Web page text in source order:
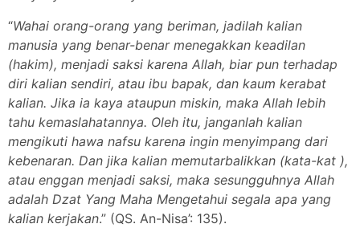
“Wahai orang-orang yang beriman, jadilah kalian
manusia yang benar-benar menegakkan keadilan
(hakim), menjadi saksi karena Allah, biar pun terhadap
diri kalian sendiri, atau ibu bapak, dan kaum kerabat
kalian. Jika ia kaya ataupun miskin, maka Allah lebih
tahu kemaslahatannya. Oleh itu, janganlah kalian
mengikuti hawa nafsu karena ingin menyimpang dari
kebenaran. Dan jika kalian memutarbalikkan (kata-kat ),
atau enggan menjadi saksi, maka sesungguhnya Allah
adalah Dzat Yang Maha Mengetahui segala apa yang
kalian kerjakan.” (QS. An-Nisa’: 135).